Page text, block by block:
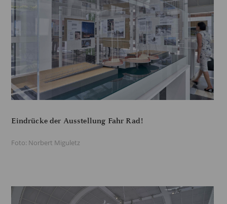
Eindrücke der Ausstellung Fahr Rad!
Foto: Norbert Miguletz